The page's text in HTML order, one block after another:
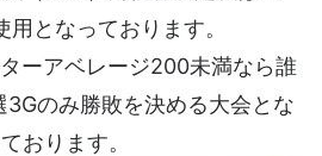
用となっております。
ーアベレージ200未満なら誰
のみ勝敗を決める大会とな
おります。